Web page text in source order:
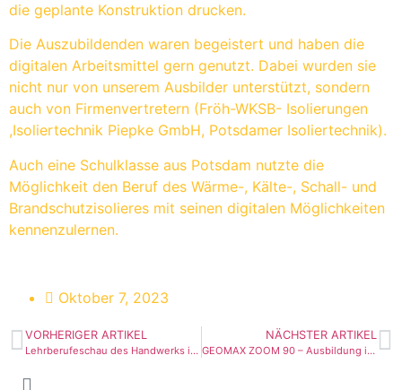
die geplante Konstruktion drucken.
Die Auszubildenden waren begeistert und haben die
digitalen Arbeitsmittel gern genutzt. Dabei wurden sie
nicht nur von unserem Ausbilder unterstützt, sondern
auch von Firmenvertretern (Fröh-WKSB- Isolierungen
,Isoliertechnik Piepke GmbH, Potsdamer Isoliertechnik).
Auch eine Schulklasse aus Potsdam nutzte die
Möglichkeit den Beruf des Wärme-, Kälte-, Schall- und
Brandschutzisolieres mit seinen digitalen Möglichkeiten
kennenzulernen.
Oktober 7, 2023
VORHERIGER ARTIKEL
Lehrberufeschau des Handwerks im ÜAZ Frankfurt (Oder)
NÄCHSTER ARTIKEL
GEOMAX ZOOM 90 – Ausbildung im Rohrleitungsbau/Kanalbau